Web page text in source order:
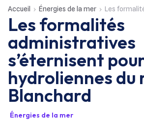
Accueil Énergies de la mer Les formalités administratives
Les formalités
administratives
s’éternisent
hydroliennes du
Blanchard
Énergies de la mer